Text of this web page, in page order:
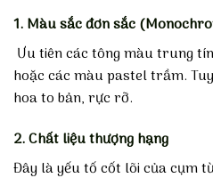
1. Màu sắc đơn sắc
Ưu tiên các tông màu trung
hoặc các màu pastel trầm.
hoa to bản, rực rỡ.
2. Chất liệu thượng hạng
Đây là yếu tố cốt lõi của cụm